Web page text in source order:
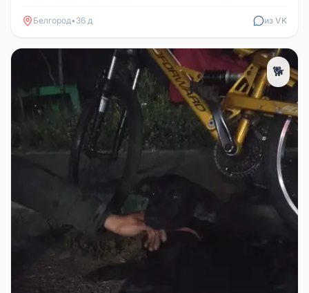
Белгород• 36 д из VK
🐕